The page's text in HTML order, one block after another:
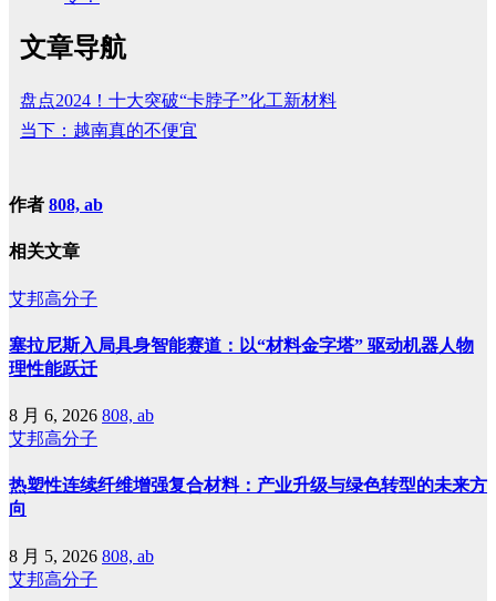
文章导航
盘点2024！十大突破“卡脖子”化工新材料
当下：越南真的不便宜
作者 808, ab
相关文章
艾邦高分子
塞拉尼斯入局具身智能赛道：以“材料金字塔” 驱动机器人物
理性能跃迁
8 月 6, 2026 808, ab
艾邦高分子
热塑性连续纤维增强复合材料：产业升级与绿色转型的未来方
向
8 月 5, 2026 808, ab
艾邦高分子